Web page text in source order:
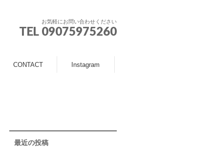
お気軽にお問い合わせください
TEL 09075975260
CONTACT Instagram
最近の投稿